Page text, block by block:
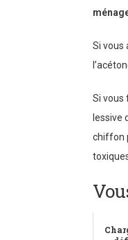
Si vous
Si vous
lessive
chiffon